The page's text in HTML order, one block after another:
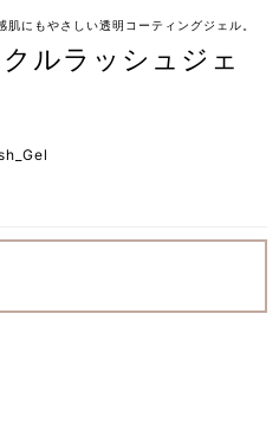
にもやさしい透明コーティングジェル。
ルラッシュジェ